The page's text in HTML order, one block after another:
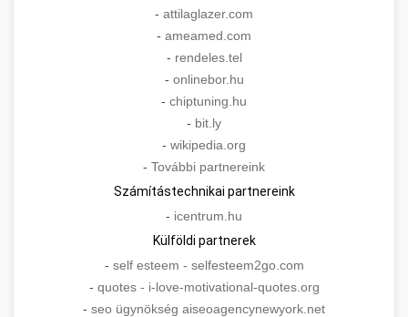
- attilaglazer.com
- ameamed.com
- rendeles.tel
- onlinebor.hu
- chiptuning.hu
- bit.ly
- wikipedia.org
- További partnereink
Számítástechnikai partnereink
- icentrum.hu
Külföldi partnerek
- self esteem - selfesteem2go.com
- quotes - i-love-motivational-quotes.org
- seo ügynökség aiseoagencynewyork.net